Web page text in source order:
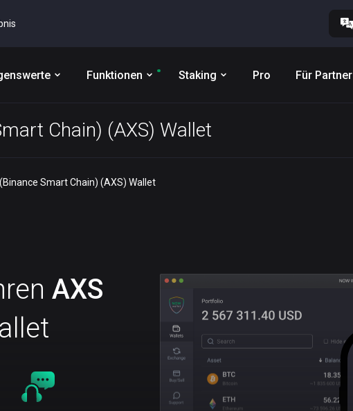
Funktionen Staking Pro Für Partner
Chain) (AXS) Wallet
Smart Chain) (AXS) Wallet
AXS